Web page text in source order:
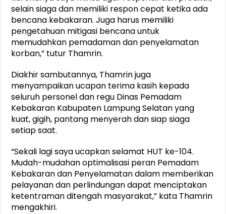
selain siaga dan memiliki respon cepat ketika ada
bencana kebakaran. Juga harus memiliki
pengetahuan mitigasi bencana untuk
memudahkan pemadaman dan penyelamatan
korban,” tutur Thamrin.
Diakhir sambutannya, Thamrin juga
menyampaikan ucapan terima kasih kepada
seluruh personel dan regu Dinas Pemadam
Kebakaran Kabupaten Lampung Selatan yang
kuat, gigih, pantang menyerah dan siap siaga
setiap saat.
“Sekali lagi saya ucapkan selamat HUT ke-104.
Mudah-mudahan optimalisasi peran Pemadam
Kebakaran dan Penyelamatan dalam memberikan
pelayanan dan perlindungan dapat menciptakan
ketentraman ditengah masyarakat,” kata Thamrin
mengakhiri.